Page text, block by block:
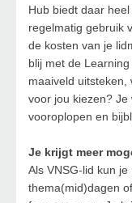
Hub biedt daar
regelmatig gebruik
de kosten van je
blij met de
maaiveld
voor jou kiezen? Je
vooroplopen en
Je krijgt meer
Als VNSG-lid kun
thema(mid)dagen